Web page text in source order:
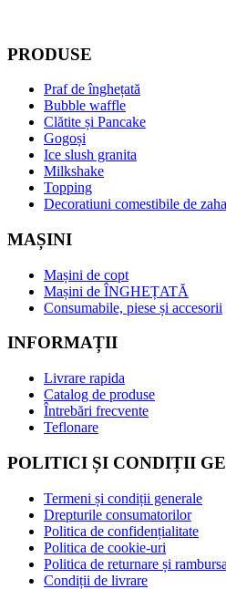
PRODUSE
Praf de înghețată
Bubble waffle
Clătite și Pancake
Gogoși
Ice slush granita
Milkshake
Topping
Decoratiuni comestibile de
MAȘINI
Mașini de copt
Mașini de ÎNGHEȚATĂ
Consumabile, piese și accesorii
INFORMAȚII
Livrare rapida
Catalog de produse
Întrebări frecvente
Teflonare
POLITICI ȘI CONDIȚII
Termeni și condiții generale
Drepturile consumatorilor
Politica de confidențialitate
Politica de cookie-uri
Politica de returnare și
Condiții de livrare